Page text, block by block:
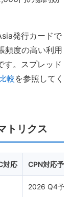
発行カードで
頻度の高い利用
す。スプレッド
較を参照してく
トリクス
対応 CPN対応予定
2026 Q4予定